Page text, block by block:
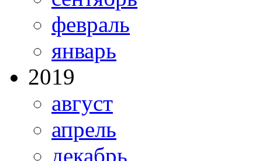
февраль
январь
2019
август
апрель
декабрь